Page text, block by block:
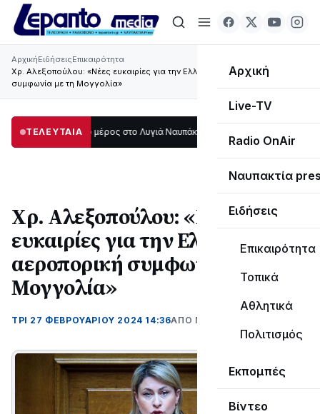
Αρχική
Live-TV
Radio OnAir
Ναυπακτία
Ειδήσεις
Επικαιρότητα
Τοπικά
Αθλητικά
Πολιτισμός
Εκπομπές
Βίντεο
ΑρχικήΕιδήσειςΕπικαιρότητα
Χρ. Αλεξοπούλου: «Νέες ευκαιρίες για την Ελλάδα στην αεροπορική
συμφωνία με τη Μογγολία»
ΤΕΛΕΥΤΑΙΑ
μεγάλο μέρος στο Λυγιά Ναυπάκτου12:08
Χρ. Αλεξοπούλου: «Νέες
ευκαιρίες για την Ελλάδα στην
αεροπορική συμφωνία με τη
Μογγολία»
ΤΡΊ 27 ΦΕΒΡΟΥΑΡΊΟΥ 2024 14:36ΑΠΌ ΜΑΝΤΩ ΚΑΠΕΝΤΖΩΝΗ